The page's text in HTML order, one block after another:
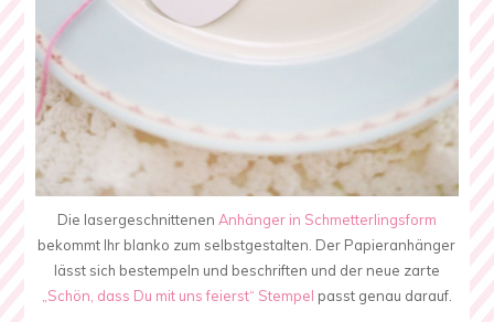
Die lasergeschnittenen Anhänger in Schmetterlingsform
bekommt Ihr blanko zum selbstgestalten. Der Papieranhänger
lässt sich bestempeln und beschriften und der neue zarte
„Schön, dass Du mit uns feierst“ Stempel passt genau darauf.